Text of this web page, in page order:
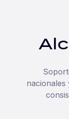
nacionales